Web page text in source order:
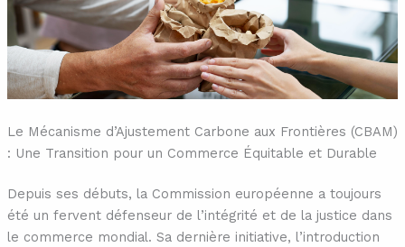
Le Mécanisme d’Ajustement Carbone aux Frontières (CBAM)
: Une Transition pour un Commerce Équitable et Durable
Depuis ses débuts, la Commission européenne a toujours
été un fervent défenseur de l’intégrité et de la justice dans
le commerce mondial. Sa dernière initiative, l’introduction